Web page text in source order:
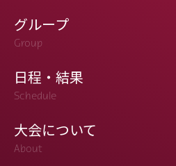
グループ
Group
日程・結果
Schedule
大会について
About